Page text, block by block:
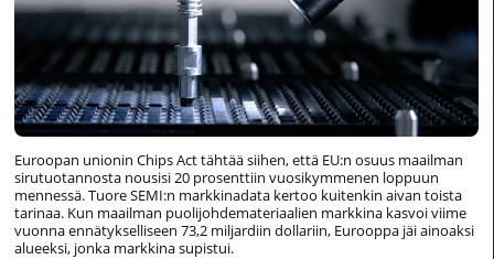
Euroopan unionin Chips Act tähtää siihen, että EU:n osuus maailman
sirutuotannosta nousisi 20 prosenttiin vuosikymmenen loppuun
mennessä. Tuore SEMI:n markkinadata kertoo kuitenkin aivan toista
tarinaa. Kun maailman puolijohdemateriaalien markkina kasvoi viime
vuonna ennätykselliseen 73,2 miljardiin dollariin, Eurooppa jäi ainoaksi
alueeksi, jonka markkina supistui.